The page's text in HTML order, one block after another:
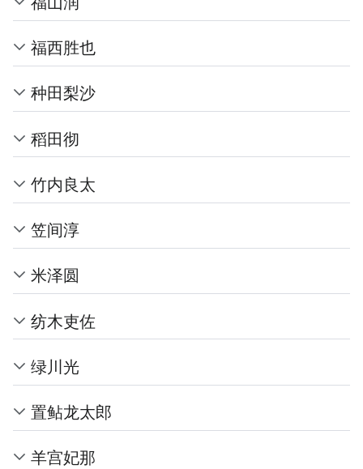
福西胜也
种田梨沙
稻田彻
竹内良太
笠间淳
米泽圆
纺木吏佐
绿川光
置鲇龙太郎
羊宫妃那